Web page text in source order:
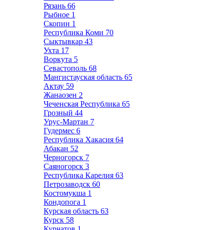
Рязань 66
Рыбное 1
Скопин 1
Республика Коми 70
Сыктывкар 43
Ухта 17
Воркута 5
Севастополь 68
Мангистауская область 65
Актау 59
Жанаозен 2
Чеченская Республика 65
Грозный 44
Урус-Мартан 7
Гудермес 6
Республика Хакасия 64
Абакан 52
Черногорск 7
Саяногорск 3
Республика Карелия 63
Петрозаводск 60
Костомукша 1
Кондопога 1
Курская область 63
Курск 58